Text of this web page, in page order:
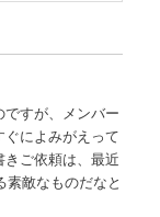
すが、メンバー
によみがえって
ご依頼は、最近
敵なものだなと